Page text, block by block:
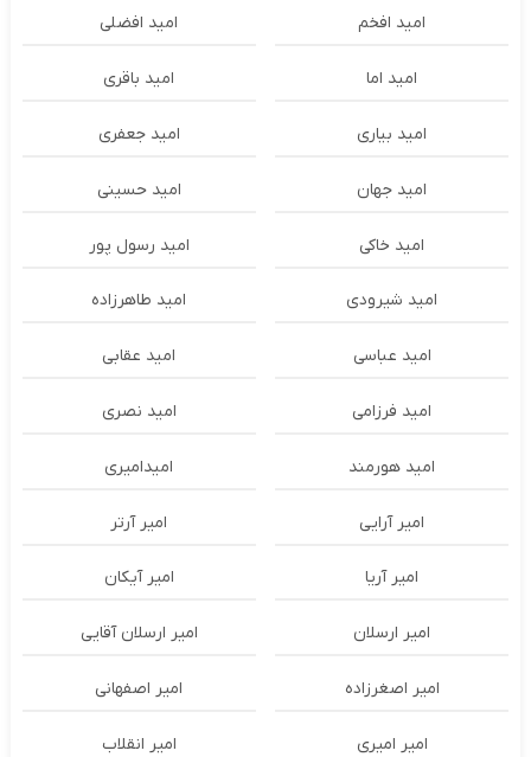
امید افخم امید افضلی
امید اما امید باقری
امید بیاری امید جعفری
امید جهان امید حسینی
امید خاکی امید رسول پور
امید شیرودی امید طاهرزاده
امید عباسی امید عقابی
امید فرزامی امید نصری
امید هورمند امیدامیری
امیر آرایی امیر آرتر
امیر آریا امیر آیکان
امیر ارسلان امیر ارسلان آقایی
امیر اصغرزاده امیر اصفهانی
امیر امیری امیر انقلاب